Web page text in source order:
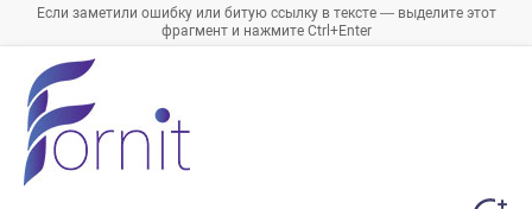
Если заметили ошибку или битую ссылку в тексте — выделите этот
фрагмент и нажмите Ctrl+Enter